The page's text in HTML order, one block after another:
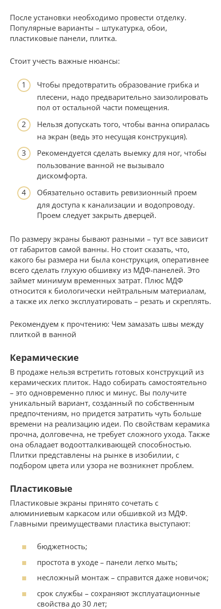
После установки необходимо провести отделку.
Популярные варианты – штукатурка, обои,
пластиковые панели, плитка.
Стоит учесть важные нюансы:
Чтобы предотвратить образование грибка и
плесени, надо предварительно заизолировать
пол от остальной части помещения.
Нельзя допускать того, чтобы ванна опиралась
на экран (ведь это несущая конструкция).
Рекомендуется сделать выемку для ног, чтобы
пользование ванной не вызывало
дискомфорта.
Обязательно оставить ревизионный проем
для доступа к канализации и водопроводу.
Проем следует закрыть дверцей.
По размеру экраны бывают разными – тут все зависит
от габаритов самой ванны. Но стоит сказать, что,
какого бы размера ни была конструкция, оперативнее
всего сделать глухую обшивку из МДФ-панелей. Это
займет минимум временных затрат. Плюс МДФ
относится к биологически нейтральным материалам,
а также их легко эксплуатировать – резать и скреплять.
Рекомендуем к прочтению: Чем замазать швы между
плиткой в ванной
Керамические
В продаже нельзя встретить готовых конструкций из
керамических плиток. Надо собирать самостоятельно
– это одновременно плюс и минус. Вы получите
уникальный вариант, созданный по собственным
предпочтениям, но придется затратить чуть больше
времени на реализацию идеи. По свойствам керамика
прочна, долговечна, не требует сложного ухода. Также
она обладает водоотталкивающей способностью.
Плитки представлены на рынке в изобилии, с
подбором цвета или узора не возникнет проблем.
Пластиковые
Пластиковые экраны принято сочетать с
алюминиевым каркасом или обшивкой из МДФ.
Главными преимуществами пластика выступают:
бюджетность;
простота в уходе – панели легко мыть;
несложный монтаж – справится даже новичок;
срок службы – сохраняют эксплуатационные
свойства до 30 лет;